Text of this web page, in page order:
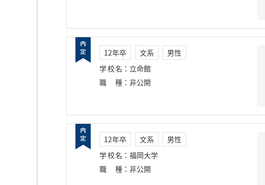
12年卒 文系
男性
学校名 ： 立命館
職種 ： 非公開
12年卒 文系
男性
学校名 ： 福岡大学
職種 ： 非公開